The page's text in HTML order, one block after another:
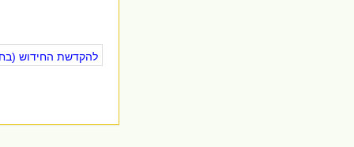
להקדשת החידוש